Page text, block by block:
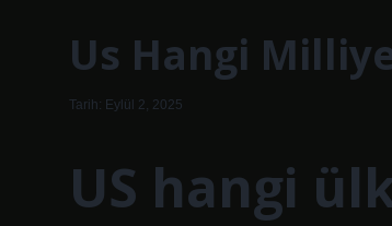
Us Hangi
Tarih: Eylül 2, 2025
US hangi